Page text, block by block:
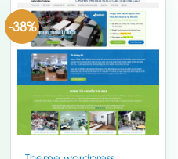
-38%